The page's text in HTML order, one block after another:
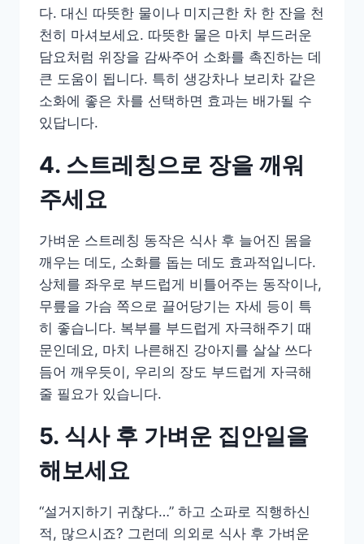
다. 대신 따뜻한 물이나 미지근한 차 한 잔을 천
천히 마셔보세요. 따뜻한 물은 마치 부드러운
담요처럼 위장을 감싸주어 소화를 촉진하는 데
큰 도움이 됩니다. 특히 생강차나 보리차 같은
소화에 좋은 차를 선택하면 효과는 배가될 수
있답니다.
4. 스트레칭으로 장을 깨워
주세요
가벼운 스트레칭 동작은 식사 후 늘어진 몸을
깨우는 데도, 소화를 돕는 데도 효과적입니다.
상체를 좌우로 부드럽게 비틀어주는 동작이나,
무릎을 가슴 쪽으로 끌어당기는 자세 등이 특
히 좋습니다. 복부를 부드럽게 자극해주기 때
문인데요, 마치 나른해진 강아지를 살살 쓰다
듬어 깨우듯이, 우리의 장도 부드럽게 자극해
줄 필요가 있습니다.
5. 식사 후 가벼운 집안일을
해보세요
“설거지하기 귀찮다…” 하고 소파로 직행하신
적, 많으시죠? 그런데 의외로 식사 후 가벼운